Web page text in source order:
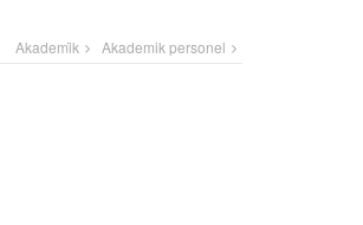
Akademi̇k Akademik personel